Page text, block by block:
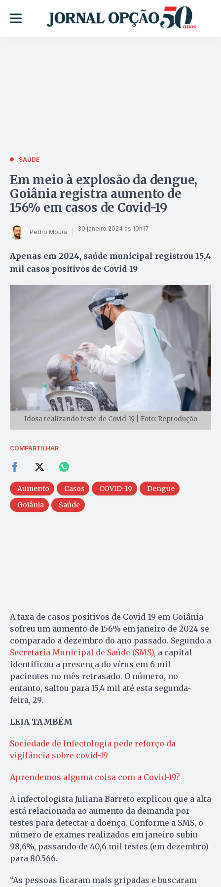
SAÚDE
Em meio à explosão da dengue,
Goiânia registra aumento de
156% em casos de Covid-19
Pedro Moura 30 janeiro 2024 às 10h17
Apenas em 2024, saúde municipal registrou 15,4
mil casos positivos de Covid-19
Idosa realizando teste de Covid-19 | Foto: Reprodução
COMPARTILHAR
Aumento Casos COVID-19
Dengue
Goiânia
Saúde
A taxa de casos positivos de Covid-19 em Goiânia
sofreu um aumento de 156% em janeiro de 2024 se
comparado a dezembro do ano passado. Segundo a
Secretaria Municipal de Saúde (SMS), a capital
identificou a presença do vírus em 6 mil
pacientes no mês retrasado. O número, no
entanto, saltou para 15,4 mil até esta segunda-
feira, 29.
LEIA TAMBÉM
Sociedade de Infectologia pede reforço da
vigilância sobre covid-19
Aprendemos alguma coisa com a Covid-19?
A infectologista Juliana Barreto explicou que a alta
está relacionada ao aumento da demanda por
testes para detectar a doença. Conforme a SMS, o
número de exames realizados em janeiro subiu
98,6%, passando de 40,6 mil testes (em dezembro)
para 80.566.
“As pessoas ficaram mais gripadas e buscaram